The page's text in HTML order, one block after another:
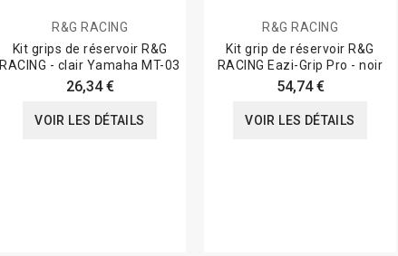
R&G RACING
Kit grips de réservoir R&G
RACING - clair Yamaha MT-03
26,34 €
VOIR LES DÉTAILS
R&G RACING
Kit grip de réservoir R&G
RACING Eazi-Grip Pro - noir
54,74 €
VOIR LES DÉTAILS